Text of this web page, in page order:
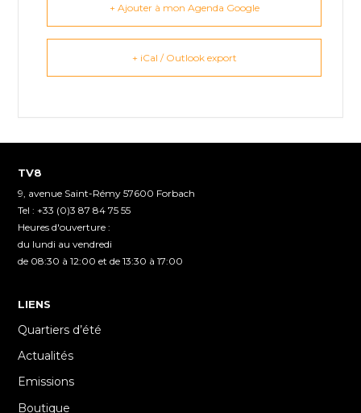
+ Ajouter à mon Agenda Google
+ iCal / Outlook export
TV8
9, avenue Saint-Rémy 57600 Forbach
Tel : +33 (0)3 87 84 75 55
Heures d'ouverture :
du lundi au vendredi
de 08:30 à 12:00 et de 13:30 à 17:00
LIENS
Quartiers d’été
Actualités
Emissions
Boutique